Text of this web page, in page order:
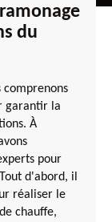
du
comprenons
garantir la
À
pour
d'abord, il
réaliser le
chauffe,